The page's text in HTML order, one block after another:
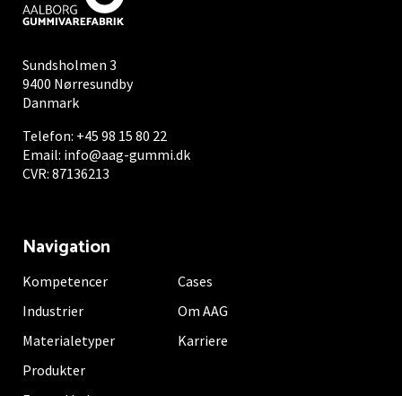
Sundsholmen 3
9400 Nørresundby
Danmark
Telefon: +45 98 15 80 22
Email: info@aag-gummi.dk
CVR: 87136213
Navigation
Kompetencer
Industrier
Materialetyper
Produkter
Cases
Om AAG
Karriere